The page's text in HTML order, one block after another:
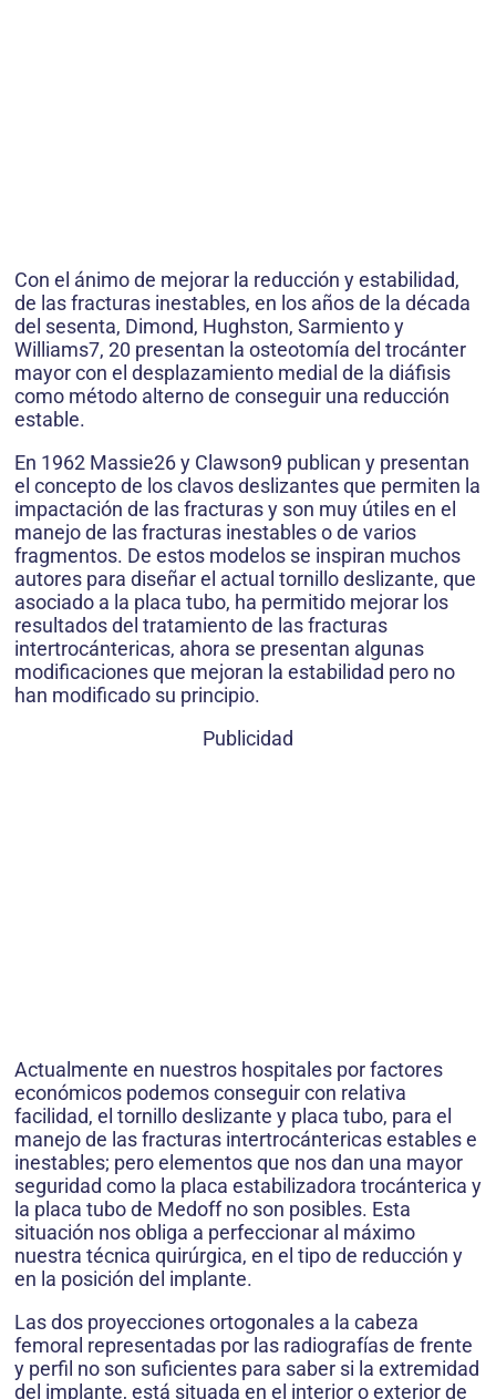
Con el ánimo de mejorar la reducción y estabilidad,
de las fracturas inestables, en los años de la década
del sesenta, Dimond, Hughston, Sarmiento y
Williams7, 20 presentan la osteotomía del trocánter
mayor con el desplazamiento medial de la diáfisis
como método alterno de conseguir una reducción
estable.
En 1962 Massie26 y Clawson9 publican y presentan
el concepto de los clavos deslizantes que permiten la
impactación de las fracturas y son muy útiles en el
manejo de las fracturas inestables o de varios
fragmentos. De estos modelos se inspiran muchos
autores para diseñar el actual tornillo deslizante, que
asociado a la placa tubo, ha permitido mejorar los
resultados del tratamiento de las fracturas
intertrocántericas, ahora se presentan algunas
modificaciones que mejoran la estabilidad pero no
han modificado su principio.
Publicidad
Actualmente en nuestros hospitales por factores
económicos podemos conseguir con relativa
facilidad, el tornillo deslizante y placa tubo, para el
manejo de las fracturas intertrocántericas estables e
inestables; pero elementos que nos dan una mayor
seguridad como la placa estabilizadora trocánterica y
la placa tubo de Medoff no son posibles. Esta
situación nos obliga a perfeccionar al máximo
nuestra técnica quirúrgica, en el tipo de reducción y
en la posición del implante.
Las dos proyecciones ortogonales a la cabeza
femoral representadas por las radiografías de frente
y perfil no son suficientes para saber si la extremidad
del implante, está situada en el interior o exterior de